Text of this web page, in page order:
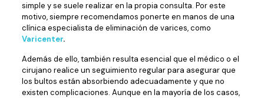
simple y se suele realizar en la propia consulta. Por este
motivo, siempre recomendamos ponerte en manos de una
clínica especialista de eliminación de varices, como
Varicenter.
Además de ello, también resulta esencial que el médico o el
cirujano realice un seguimiento regular para asegurar que
los bultos están absorbiendo adecuadamente y que no
existen complicaciones. Aunque en la mayoría de los casos,